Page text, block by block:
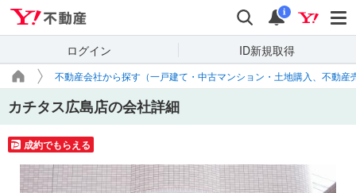
検索 通知
i
ログイン ID新規取得
不動産会社から探す（一戸建て・中古マンション・土地購入、不動産
カチタス広島店の会社詳細
成約でもらえる